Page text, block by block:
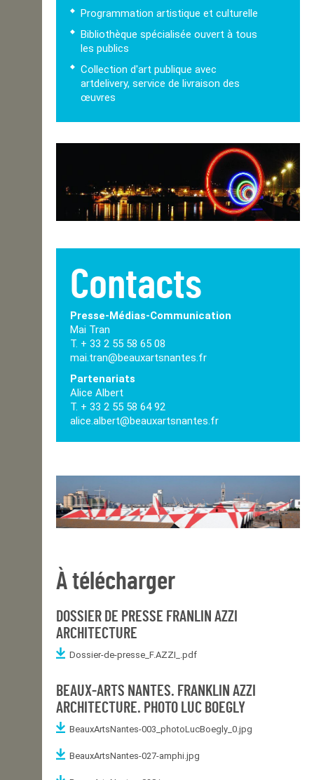
Programmation artistique et culturelle
Bibliothèque spécialisée ouvert à tous
les publics
Collection d'art publique avec
artdelivery, service de livraison des
œuvres
Contacts
Presse-Médias-Communication
Mai Tran
T. + 33 2 55 58 65 08
mai.tran@beauxartsnantes.fr
Partenariats
Alice Albert
T. + 33 2 55 58 64 92
alice.albert@beauxartsnantes.fr
À télécharger
DOSSIER DE PRESSE FRANLIN AZZI
ARCHITECTURE
Dossier-de-presse_F.AZZI_.pdf
BEAUX-ARTS NANTES. FRANKLIN AZZI
ARCHITECTURE. PHOTO LUC BOEGLY
BeauxArtsNantes-003_photoLucBoegly_0.jpg
BeauxArtsNantes-027-amphi.jpg